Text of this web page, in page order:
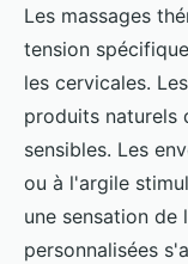
Les massages
tension
les cervicales.
produits naturels
sensibles. Les
ou à l'argile
une sensation de
personnalisées